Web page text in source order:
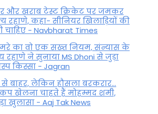
और खराब टेस्ट क्रिकेट पर जमकर
रहाणे, कहा- सीनियर खिलाड़ियों की
चाहिए - Navbharat Times
का वो एक सख्त नियम, संन्यास के
रहाणे ने सुनाया MS Dhoni से जुड़ा
किस्सा - Jagran
से बाहर, लेकिन हौसला बरकरार...
कप खेलना चाहते हैं मोहम्मद शमी,
खुलासा - Aaj Tak News